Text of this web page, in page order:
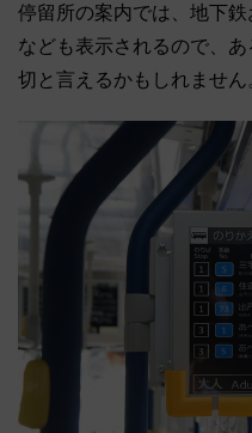
停留所の案内では、地下
なども表示されるので、
切と言えるかもしれません